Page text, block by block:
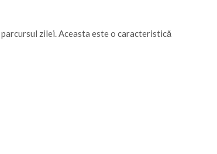
zilei. Aceasta este o caracteristică